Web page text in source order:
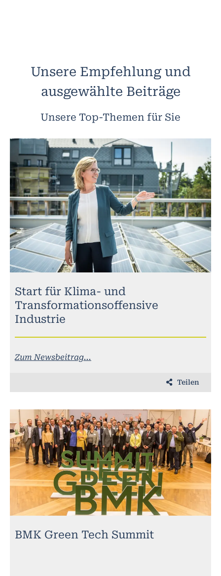
Unsere Empfehlung und
ausgewählte Beiträge
Unsere Top-Themen für Sie
Start für Klima- und
Transformationsoffensive
Industrie
Zum Newsbeitrag...
Teilen
BMK Green Tech Summit